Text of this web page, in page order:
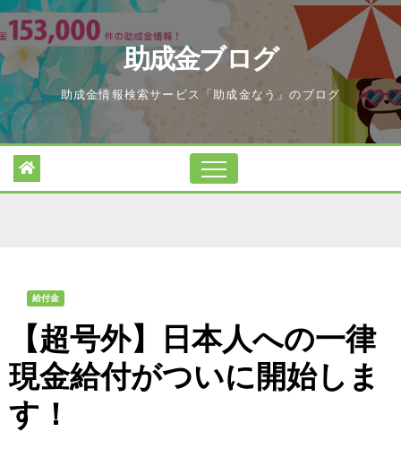
Skip
to
content
助成金ブログ
助成金情報検索サービス「助成金なう」のブログ
給付金
【超号外】日本人への一律
現金給付がついに開始しま
す！